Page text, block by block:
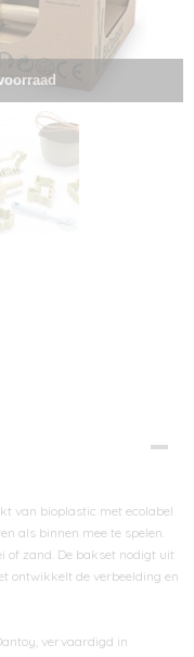
van bioplastic met ecolabel
als binnen mee te spelen.
of zand. De bakset nodigt uit
ontwikkelt de verbeelding en
vervaardigd in